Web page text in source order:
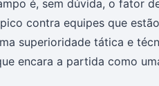
é, sem dúvida, o fator
contra equipes que
superioridade tática e
encara a partida como